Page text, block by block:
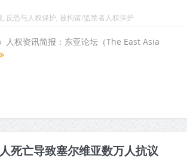
反恐与人权保护 被拘留/监禁者人权保护
人权资讯简报：东亚论坛（The East Asia
死亡导致塞尔维亚数万人抗议